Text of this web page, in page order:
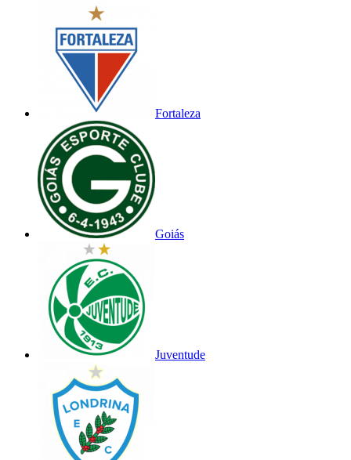
Fortaleza
Goiás
Juventude